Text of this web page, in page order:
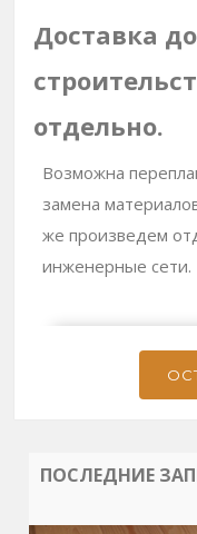
Доставка
отдельно.
Возможна
замена
же произведем
инженерные сети.
ПОСЛЕДНИЕ